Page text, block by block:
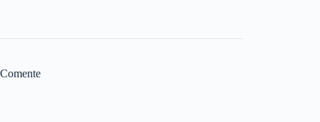
Comente